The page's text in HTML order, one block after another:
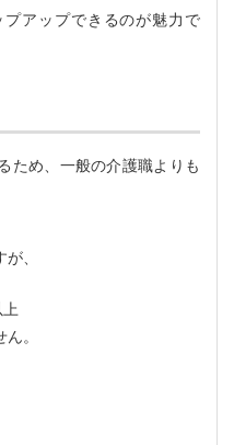
アップできるのが魅力で
ため、一般の介護職よりも
、
上
。